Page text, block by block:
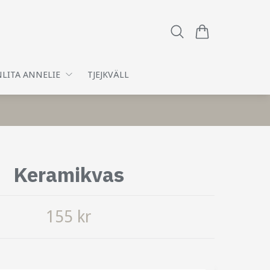
ANNELIE TJEJKVÄLL
Keramikvas
155 kr